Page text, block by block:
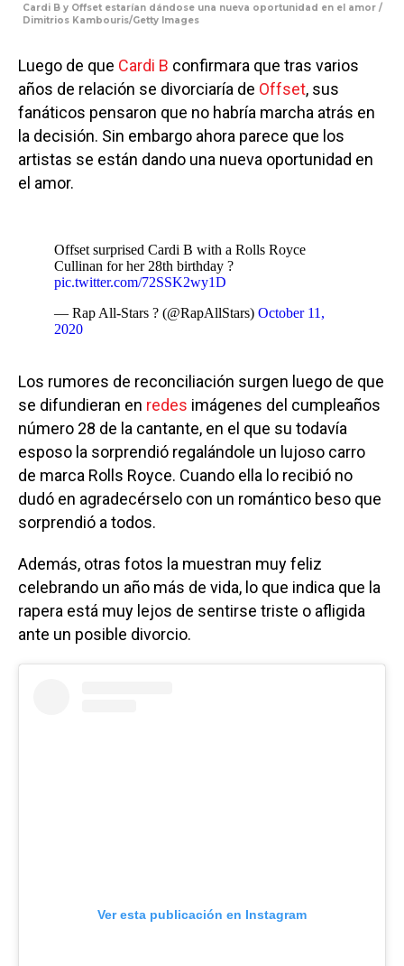
Cardi B y Offset estarían dándose una nueva oportunidad en el amor /
Dimitrios Kambouris/Getty Images
Luego de que Cardi B confirmara que tras varios
años de relación se divorciaría de Offset, sus
fanáticos pensaron que no habría marcha atrás en
la decisión. Sin embargo ahora parece que los
artistas se están dando una nueva oportunidad en
el amor.
Offset surprised Cardi B with a Rolls Royce
Cullinan for her 28th birthday ?
pic.twitter.com/72SSK2wy1D
— Rap All-Stars ? (@RapAllStars) October 11,
2020
Los rumores de reconciliación surgen luego de que
se difundieran en redes imágenes del cumpleaños
número 28 de la cantante, en el que su todavía
esposo la sorprendió regalándole un lujoso carro
de marca Rolls Royce. Cuando ella lo recibió no
dudó en agradecérselo con un romántico beso que
sorprendió a todos.
Además, otras fotos la muestran muy feliz
celebrando un año más de vida, lo que indica que la
rapera está muy lejos de sentirse triste o afligida
ante un posible divorcio.
Ver esta publicación en Instagram